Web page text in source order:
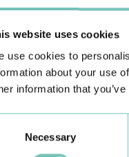
website uses cookies
use cookies to
about your use
information that
Necessary